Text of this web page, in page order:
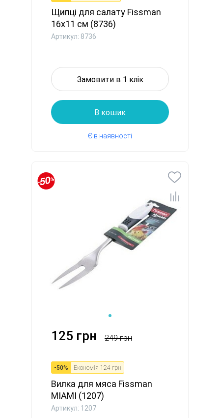
Щипці для салату Fissman
16x11 см (8736)
Артикул: 8736
Замовити в 1 клік
В кошик
Є в наявності
125 грн 249 грн
-50% Економія 124 грн
Вилка для мяса Fissman
MIAMI (1207)
Артикул: 1207